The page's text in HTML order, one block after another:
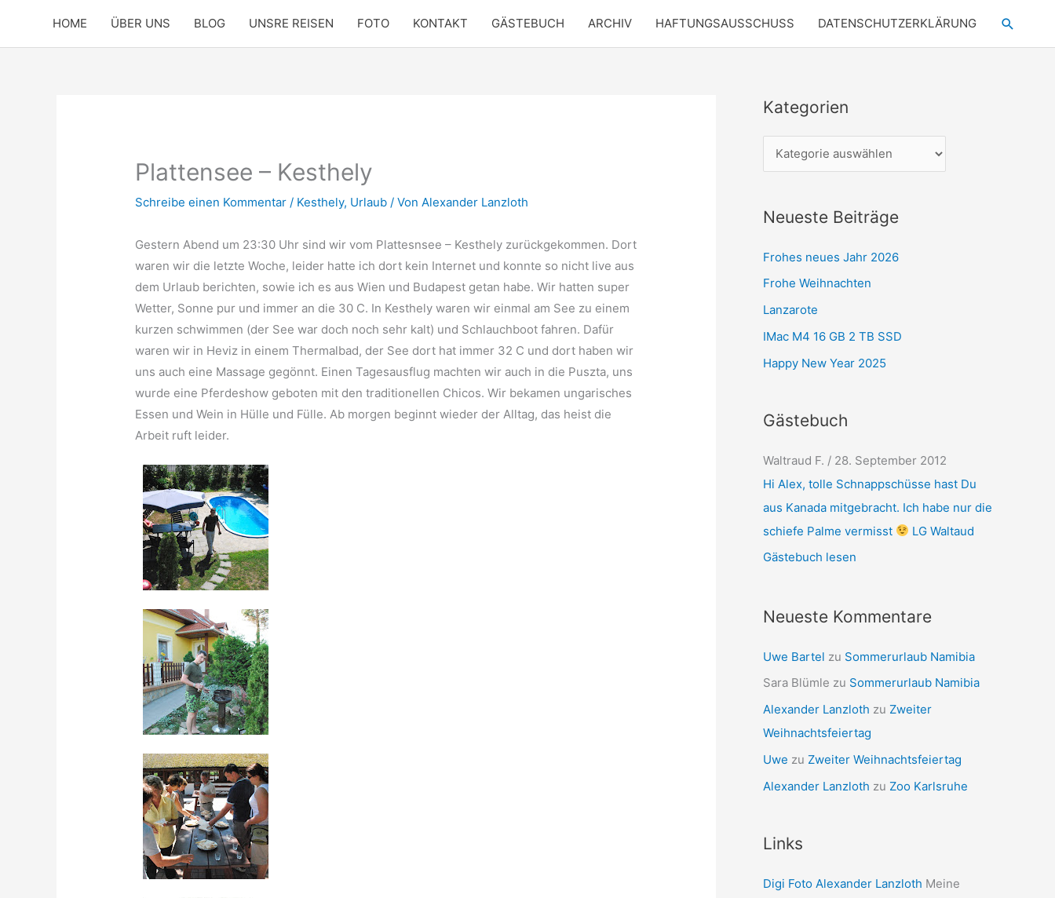
springen
HOME ÜBER UNS BLOG UNSRE REISEN FOTO KONTAKT GÄSTEBUCH ARCHIV HAFTUNGSAUSSCHUSS DATENSCHUTZERKLÄRUNG Suchen
Plattensee – Kesthely
Schreibe einen Kommentar / Kesthely, Urlaub / VonAlexander Lanzloth
Gestern Abend um 23:30 Uhr sind wir vom Plattesnsee – Kesthely zurückgekommen. Dort
waren wir die letzte Woche, leider hatte ich dort kein Internet und konnte so nicht live aus
dem Urlaub berichten, sowie ich es aus Wien und Budapest getan habe. Wir hatten super
Wetter, Sonne pur und immer an die 30 C. In Kesthely waren wir einmal am See zu einem
kurzen schwimmen (der See war doch noch sehr kalt) und Schlauchboot fahren. Dafür
waren wir in Heviz in einem Thermalbad, der See dort hat immer 32 C und dort haben wir
uns auch eine Massage gegönnt. Einen Tagesausflug machten wir auch in die Puszta, uns
wurde eine Pferdeshow geboten mit den traditionellen Chicos. Wir bekamen ungarisches
Essen und Wein in Hülle und Fülle. Ab morgen beginnt wieder der Alltag, das heist die
Arbeit ruft leider.
Kategorien
K
e
o
n
Neueste Beiträge
Frohes neues Jahr 2026
Frohe Weihnachten
Lanzarote
IMac M4 16 GB 2 TB SSD
Happy New Year 2025
Gästebuch
Karl-Heinz Boeck/1. Mai 2012
Hall Alex ich Finde deine seit immer
schöner du tun dich über refen mach so
weiber viel Glöck wünsch ich Dir. Grüße
Karl-Heinz
Uwe BartelzuSommerurlaub Namibia
Sara Blümle zuSommerurlaub Namibia
Alexander Lanzlothzu
Weihnachtsfeiertag
UwezuZweiter Weihnachtsfeiertag